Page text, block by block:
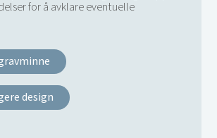
for å avklare eventuelle
design